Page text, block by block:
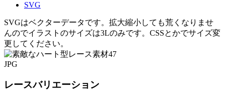
SVG
SVGはベクターデータです。拡大縮小しても荒くなりませ
んのでイラストのサイズは3Lのみです。CSSとかでサイズ変
更してください。
JPG
レースバリエーション